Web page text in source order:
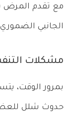
مع تقدم
الجانبي
مشكلات
بمرور الوقت،
حدوث شلل